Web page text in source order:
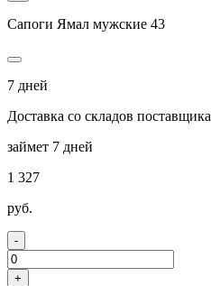
Сапоги Ямал мужские 43
7 дней
Доставка со складов поставщика
займет 7 дней
1 327
руб.
-
+